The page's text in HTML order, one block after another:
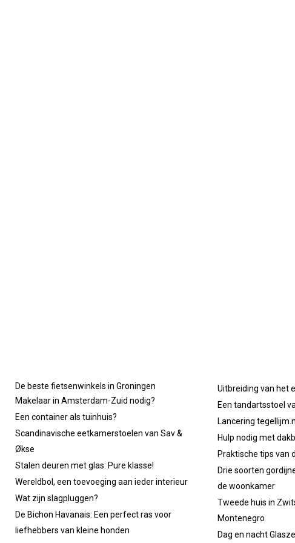
De beste fietsenwinkels in Groningen
Makelaar in Amsterdam-Zuid nodig?
Een container als tuinhuis?
Scandinavische eetkamerstoelen van Sav &
Økse
Stalen deuren met glas: Pure klasse!
Wereldbol, een toevoeging aan ieder interieur
Wat zijn slagpluggen?
De Bichon Havanais: Een perfect ras voor
liefhebbers van kleine honden
Uitbreiding van het
Een tandartsstoel
Lancering tegellijm.nl
Hulp nodig met
Praktische tips van
Drie soorten
de woonkamer
Tweede huis in
Montenegro
Dag en nacht